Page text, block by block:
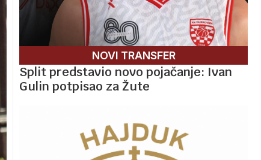
NOVI TRANSFER
Split predstavio novo pojačanje: Ivan
Gulin potpisao za Žute